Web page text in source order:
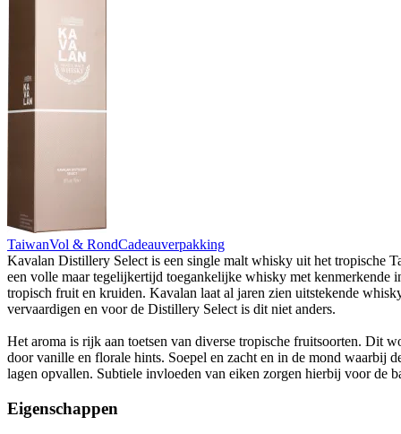
TaiwanVol & RondCadeauverpakking
Kavalan Distillery Select is een single malt whisky uit het tropische
een volle maar tegelijkertijd toegankelijke whisky met kenmerkende
tropisch fruit en kruiden. Kavalan laat al jaren zien uitstekende
vervaardigen en voor de Distillery Select is dit niet anders.
Het aroma is rijk aan toetsen van diverse tropische fruitsoorten. Dit
door vanille en florale hints. Soepel en zacht en in de mond waarbij
lagen opvallen. Subtiele invloeden van eiken zorgen hierbij voor de
Eigenschappen